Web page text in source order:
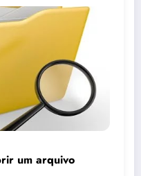
um arquivo